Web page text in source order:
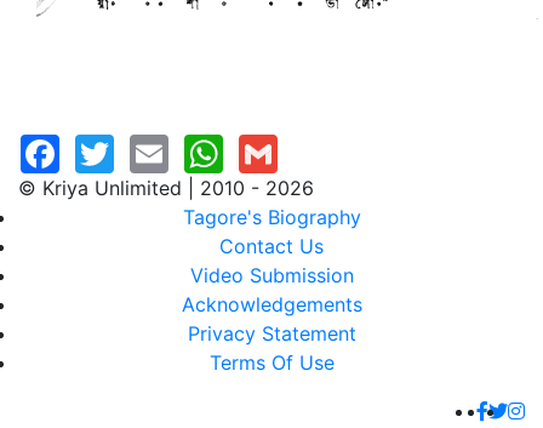
© Kriya Unlimited | 2010 - 2026
Tagore's Biography
Contact Us
Video Submission
Acknowledgements
Privacy Statement
Terms Of Use